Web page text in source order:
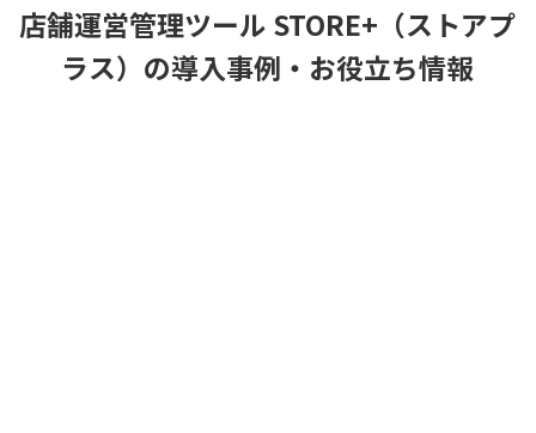
店舗運営管理ツール STORE+（ストアプ
ラス）の導入事例・お役立ち情報